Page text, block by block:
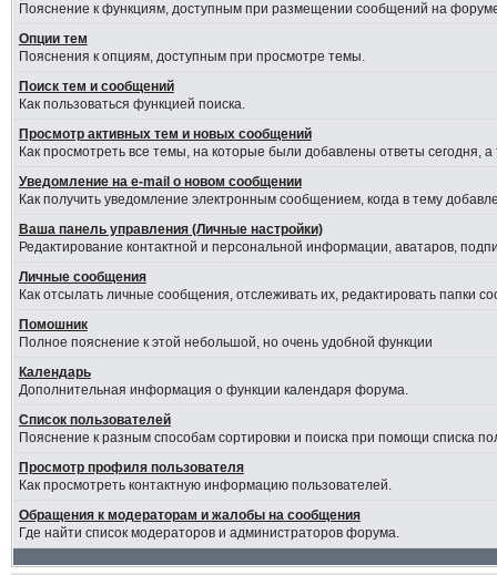
Пояснение к функциям, доступным при размещении сообщений на
Опции тем
Пояснения к опциям, доступным при просмотре темы.
Поиск тем и сообщений
Как пользоваться функцией поиска.
Просмотр активных тем и новых сообщений
Как просмотреть все темы, на которые были добавлены ответы сегодня,
Уведомление на е-mail о новом сообщении
Как получить уведомление электронным сообщением, когда в тему
Ваша панель управления (Личные настройки)
Редактирование контактной и персональной информации, аватаров,
Личные сообщения
Как отсылать личные сообщения, отслеживать их, редактировать папки
Помошник
Полное пояснение к этой небольшой, но очень удобной функции
Календарь
Дополнительная информация о функции календаря форума.
Список пользователей
Пояснение к разным способам сортировки и поиска при помощи списка
Просмотр профиля пользователя
Как просмотреть контактную информацию пользователей.
Обращения к модераторам и жалобы на сообщения
Где найти список модераторов и администраторов форума.